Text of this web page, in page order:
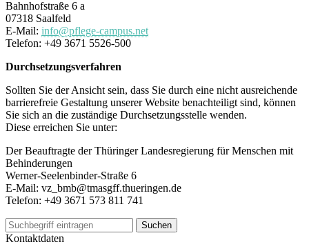
Bahnhofstraße 6 a
07318 Saalfeld
E-Mail: info@pflege-campus.net
Telefon: +49 3671 5526-500
Durchsetzungsverfahren
Sollten Sie der Ansicht sein, dass Sie durch eine nicht ausreichende
barrierefreie Gestaltung unserer Website benachteiligt sind, können
Sie sich an die zuständige Durchsetzungsstelle wenden.
Diese erreichen Sie unter:
Der Beauftragte der Thüringer Landesregierung für Menschen mit
Behinderungen
Werner-Seelenbinder-Straße 6
E-Mail: vz_bmb@tmasgff.thueringen.de
Telefon: +49 3671 573 811 741
Kontaktdaten